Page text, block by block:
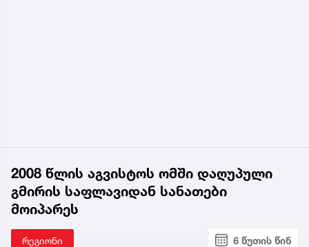
2008 წლის აგვისტოს ომში დაღუპული
გმირის საფლავიდან სანათები
მოიპარეს
რეგიონი 6 წუთის წინ